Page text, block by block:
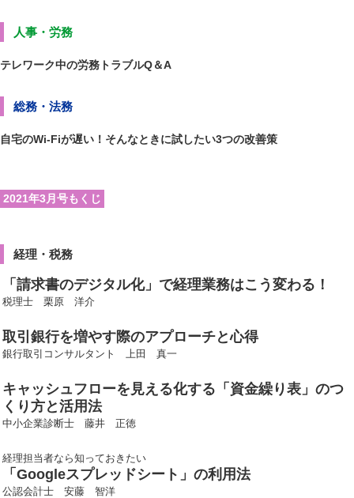
人事・労務
テレワーク中の労務トラブルQ＆A
総務・法務
自宅のWi-Fiが遅い！そんなときに試したい3つの改善策
2021年3月号もくじ
経理・税務
「請求書のデジタル化」で経理業務はこう変わる！
税理士 栗原 洋介
取引銀行を増やす際のアプローチと心得
銀行取引コンサルタント 上田 真一
キャッシュフローを見える化する「資金繰り表」のつ
くり方と活用法
中小企業診断士 藤井 正徳
経理担当者なら知っておきたい
「Googleスプレッドシート」の利用法
公認会計士 安藤 智洋